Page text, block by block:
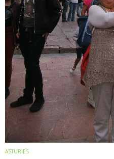
ASTURIES